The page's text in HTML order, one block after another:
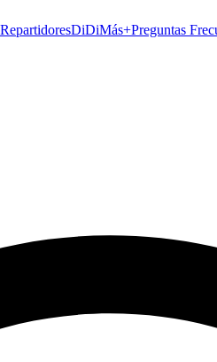
DiDiMás+Preguntas